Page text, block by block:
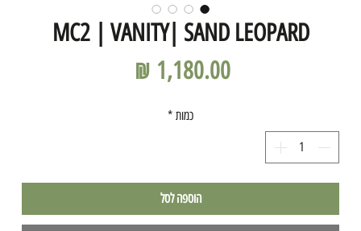
MC2 | VANITY| SAND LEOPARD
כמות *
הוספה לסל